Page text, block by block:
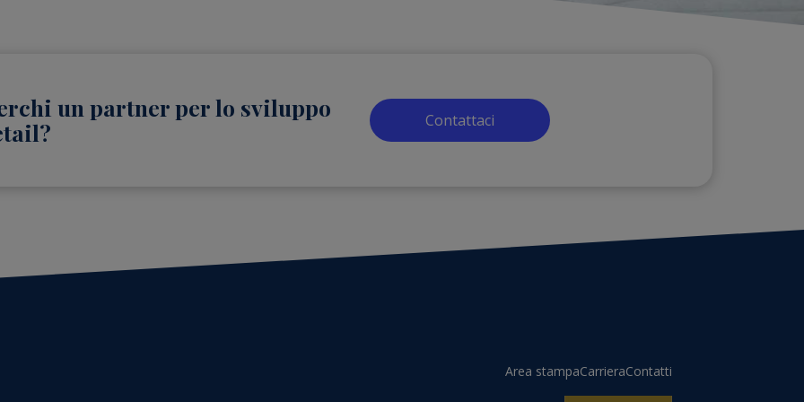
un partner per lo sviluppo
Contattaci
Area stampaCarrieraContatti